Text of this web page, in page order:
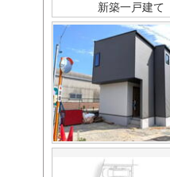
新築一戸建て